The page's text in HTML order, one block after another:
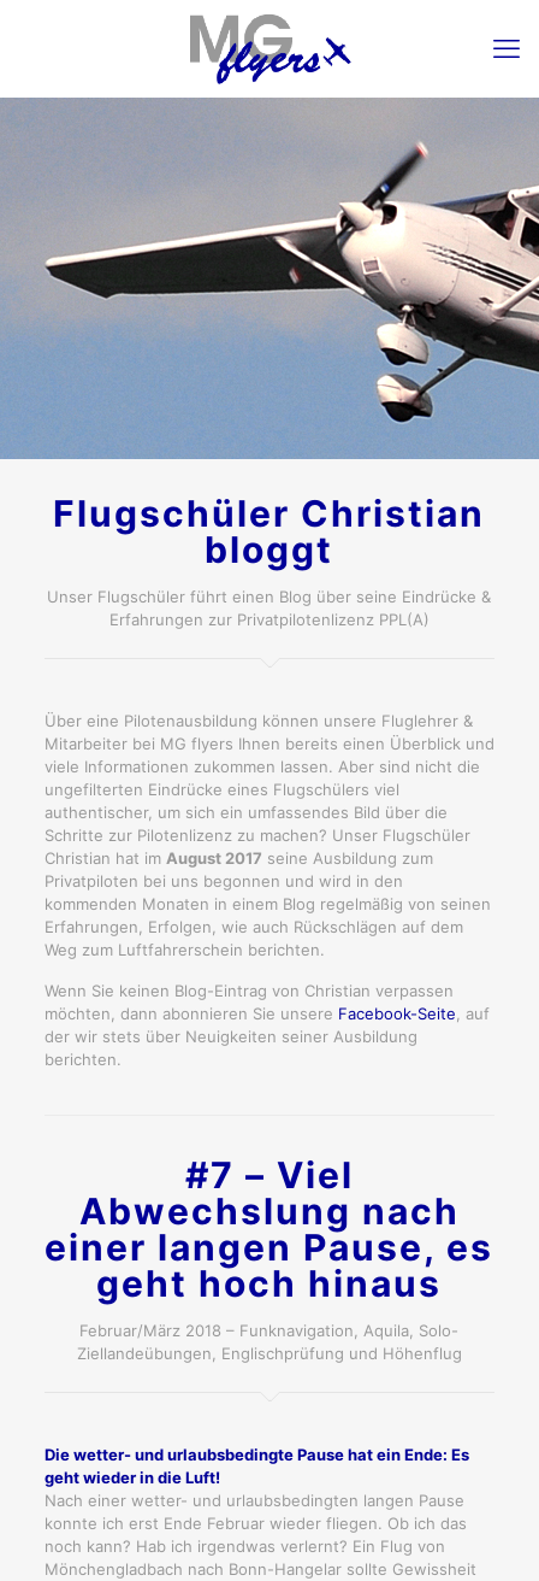
Flugschüler Christian
bloggt
Unser Flugschüler führt einen Blog über seine Eindrücke &
Erfahrungen zur Privatpilotenlizenz PPL(A)
Über eine Pilotenausbildung können unsere Fluglehrer &
Mitarbeiter bei MG flyers Ihnen bereits einen Überblick und
viele Informationen zukommen lassen. Aber sind nicht die
ungefilterten Eindrücke eines Flugschülers viel
authentischer, um sich ein umfassendes Bild über die
Schritte zur Pilotenlizenz zu machen? Unser Flugschüler
Christian hat im August 2017 seine Ausbildung zum
Privatpiloten bei uns begonnen und wird in den
kommenden Monaten in einem Blog regelmäßig von seinen
Erfahrungen, Erfolgen, wie auch Rückschlägen auf dem
Weg zum Luftfahrerschein berichten.
Wenn Sie keinen Blog-Eintrag von Christian verpassen
möchten, dann abonnieren Sie unsere Facebook-Seite , auf
der wir stets über Neuigkeiten seiner Ausbildung
berichten.
#7 – Viel
Abwechslung nach
einer langen Pause, es
geht hoch hinaus
Februar/März 2018 – Funknavigation, Aquila, Solo-
Ziellandeübungen, Englischprüfung und Höhenflug
Die wetter- und urlaubsbedingte Pause hat ein Ende: Es
geht wieder in die Luft!
Nach einer wetter- und urlaubsbedingten langen Pause
konnte ich erst Ende Februar wieder fliegen. Ob ich das
noch kann? Hab ich irgendwas verlernt? Ein Flug von
Mönchengladbach nach Bonn-Hangelar sollte Gewissheit